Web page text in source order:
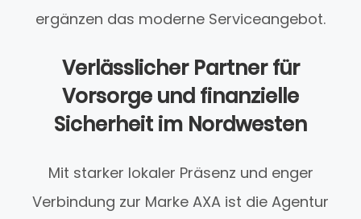
ergänzen das moderne Serviceangebot.
Verlässlicher Partner für
Vorsorge und finanzielle
Sicherheit im Nordwesten
Mit starker lokaler Präsenz und enger
Verbindung zur Marke AXA ist die Agentur